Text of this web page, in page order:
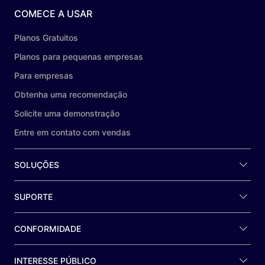
COMECE A USAR
Planos Gratuitos
Planos para pequenas empresas
Para empresas
Obtenha uma recomendação
Solicite uma demonstração
Entre em contato com vendas
SOLUÇÕES
SUPORTE
CONFORMIDADE
INTERESSE PÚBLICO